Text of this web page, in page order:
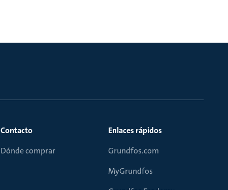
Contacto
Dónde comprar
Enlaces rápidos
Grundfos.com
MyGrundfos